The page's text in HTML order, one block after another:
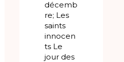
décemb
re; Les
saints
innocen
ts Le
jour des